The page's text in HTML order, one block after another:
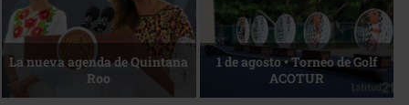
Reconocimiento de viajeros La esencia del servicio